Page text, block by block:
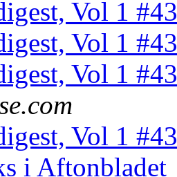
Vol 1
Vol 1
Vol 1
Vol 1
i Aftonbladet